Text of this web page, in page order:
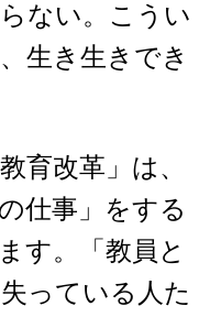
ない。こうい
生き生きでき
育改革」は、
仕事」をする
す。「教員と
っている人た